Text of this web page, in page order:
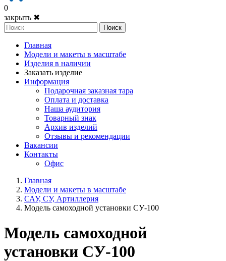
0
закрыть ✖
Поиск
Главная
Модели и макеты в масштабе
Изделия в наличии
Заказать изделие
Информация
Подарочная заказная тара
Оплата и доставка
Наша аудитория
Товарный знак
Архив изделий
Отзывы и рекомендации
Вакансии
Контакты
Офис
Главная
Модели и макеты в масштабе
САУ, СУ, Артиллерия
Модель самоходной установки СУ-100
Модель самоходной
установки СУ-100